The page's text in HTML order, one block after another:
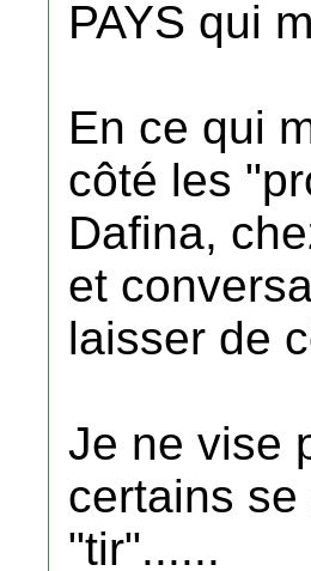
PAYS qui
En ce qui
côté les
Dafina,
et
laisser de
Je ne vise
certains
"tir"......